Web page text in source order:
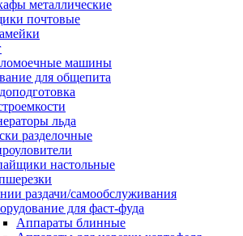
металлические
почтовые
машины
для общепита
льда
разделочные
настольные
раздачи/самообслуживания
для фаст-фуда
Аппараты блинные